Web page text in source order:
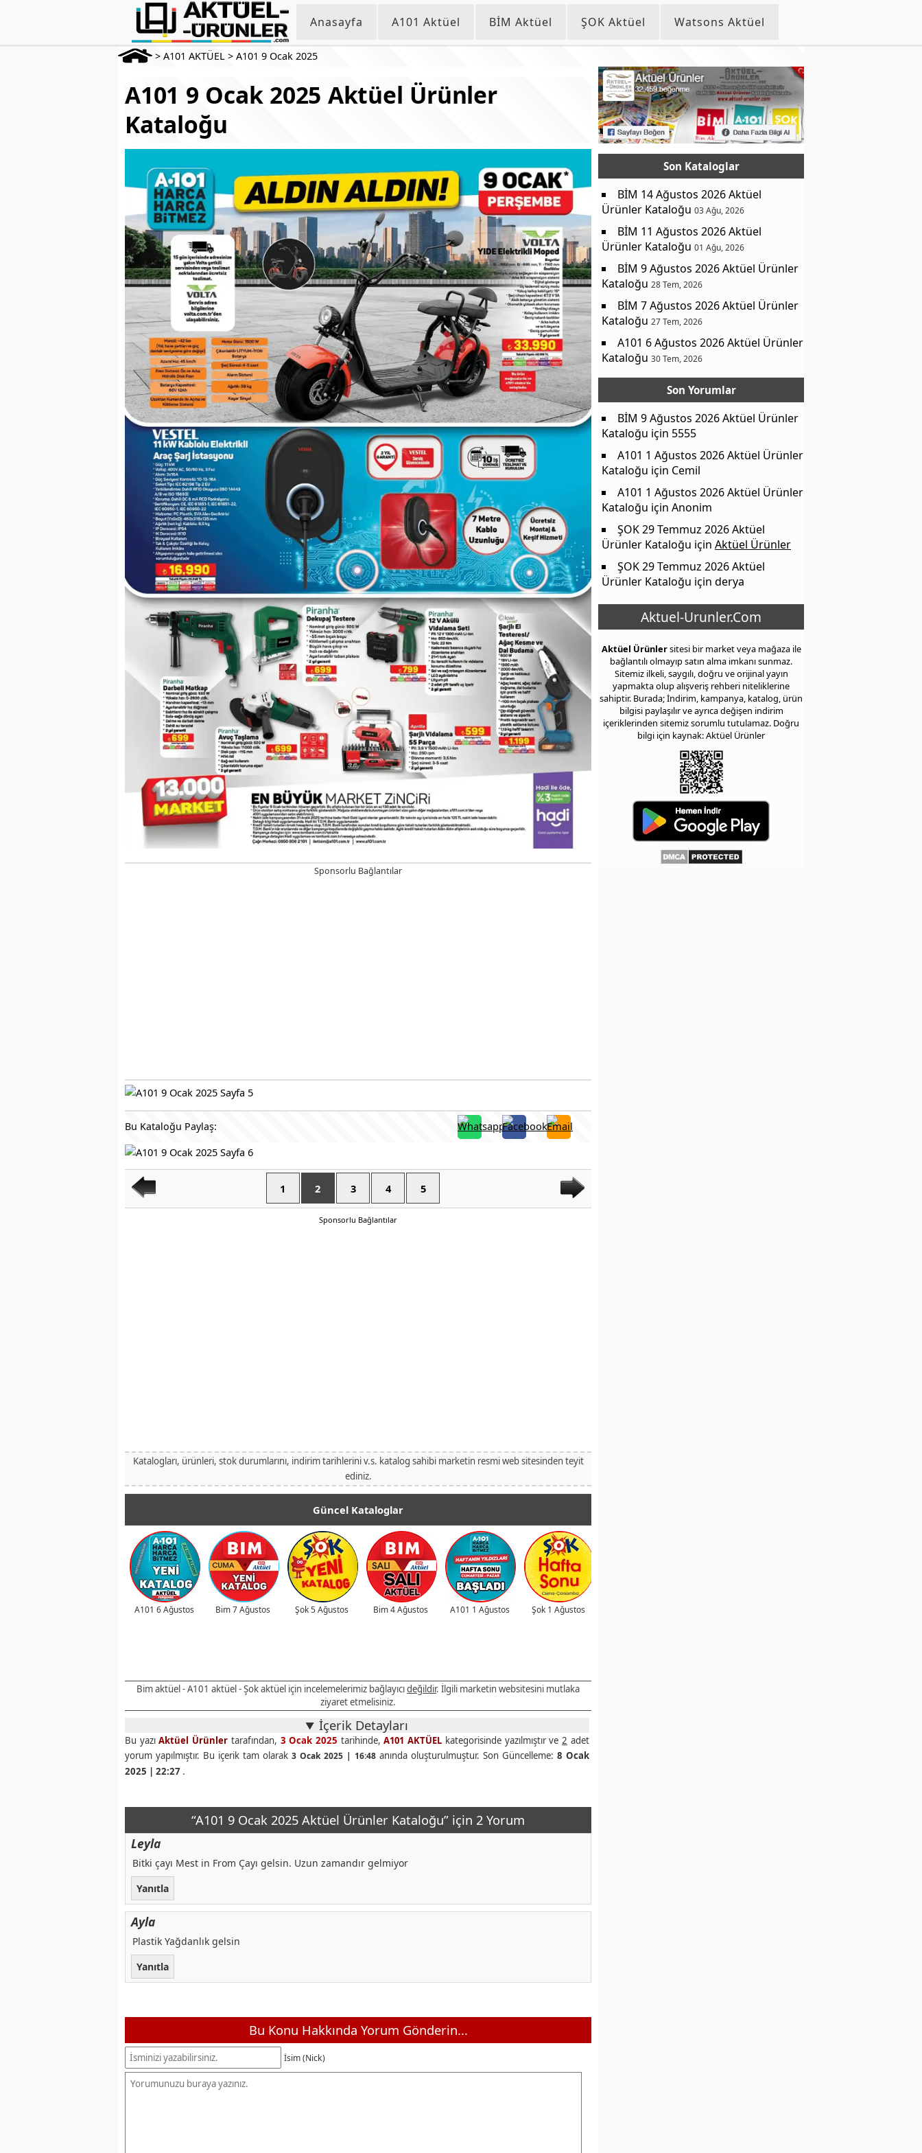
Anasayfa A101 Aktüel BİM Aktüel ŞOK Aktüel Watsons Aktüel
> A101 AKTÜEL > A101 9 Ocak 2025
A101 9 Ocak 2025 Aktüel Ürünler
Kataloğu
Sponsorlu Bağlantılar
Bu Kataloğu Paylaş:
1 2 3 4 5
Sponsorlu Bağlantılar
Katalogları, ürünleri, stok durumlarını, indirim tarihlerini v.s. katalog sahibi marketin resmi web sitesinden teyit
ediniz.
Güncel Kataloglar
A101 6 Ağustos Bim 7 Ağustos Şok 5 Ağustos Bim 4 Ağustos A101 1 Ağustos Şok 1 Ağustos
Bim aktüel - A101 aktüel - Şok aktüel için incelemelerimiz bağlayıcıdeğildir. İlgili marketin websitesini mutlaka
ziyaret etmelisiniz.
İçerik Detayları
Bu yazıAktüel Ürünler tarafından, 3 Ocak 2025 tarihinde,A101 AKTÜEL kategorisinde yazılmıştır ve 2 adet
yorum yapılmıştır. Bu içerik tam olarak 3 Ocak 2025 | 16:48anında oluşturulmuştur. Son Güncelleme: 8 Ocak
2025 | 22:27 .
“A101 9 Ocak 2025 Aktüel Ürünler Kataloğu” için 2 Yorum
Leyla
Bitki çayı Mest in From Çayı gelsin. Uzun zamandır gelmiyor
Yanıtla
Ayla
Plastik Yağdanlık gelsin
Yanıtla
Bu Konu Hakkında Yorum Gönderin...
İsim (Nick)
Son Kataloglar
BİM 14 Ağustos 2026 Aktüel
Ürünler Kataloğu 03 Ağu, 2026
BİM 11 Ağustos 2026 Aktüel
Ürünler Kataloğu 01 Ağu, 2026
BİM 9 Ağustos 2026 Aktüel Ürünler
Kataloğu 28 Tem, 2026
BİM 7 Ağustos 2026 Aktüel Ürünler
Kataloğu 27 Tem, 2026
A101 6 Ağustos 2026 Aktüel Ürünler
Kataloğu 30 Tem, 2026
Son Yorumlar
BİM 9 Ağustos 2026 Aktüel Ürünler
Kataloğu için 5555
A101 1 Ağustos 2026 Aktüel Ürünler
Kataloğu için Cemil
A101 1 Ağustos 2026 Aktüel Ürünler
Kataloğu için Anonim
ŞOK 29 Temmuz 2026 Aktüel
Ürünler Kataloğu için Aktüel Ürünler
ŞOK 29 Temmuz 2026 Aktüel
Ürünler Kataloğu için derya
Aktuel-Urunler.Com
Aktüel Ürünlersitesi bir market veya mağaza ile
bağlantılı olmayıp satın alma imkanı sunmaz.
Sitemiz ilkeli, saygılı, doğru ve orijinal yayın
yapmakta olup alışveriş rehberi niteliklerine
sahiptir. Burada; İndirim, kampanya, katalog, ürün
bilgisi paylaşılır ve ayrıca değişen indirim
içeriklerinden sitemiz sorumlu tutulamaz. Doğru
bilgi için kaynak: Aktüel Ürünler